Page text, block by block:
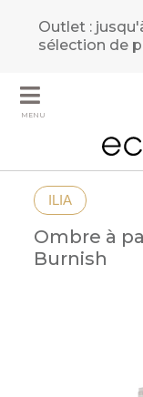
Outlet :
sélection de
MENU
ILIA
Ombre à
Burnish